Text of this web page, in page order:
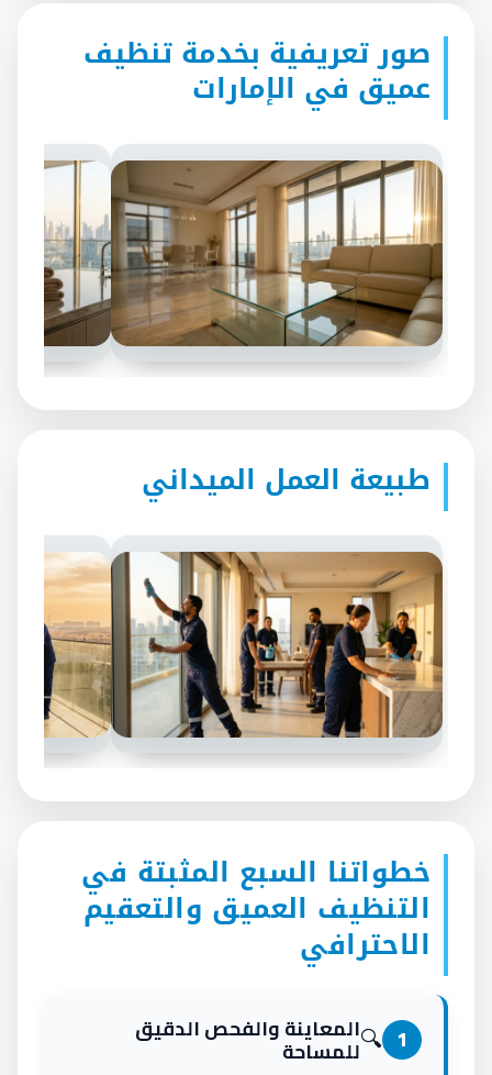
صور تعريفية بخدمة تنظيف
عميق في الإمارات
طبيعة العمل الميداني
خطواتنا السبع المثبتة في
التنظيف العميق والتعقيم
الاحترافي
1
🔍المعاينة والفحص الدقيق
للمساحة